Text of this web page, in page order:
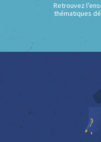
Retrouvez
thématiques